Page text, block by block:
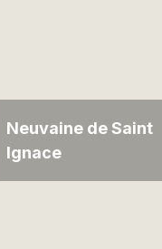
Neuvaine de Saint
Ignace